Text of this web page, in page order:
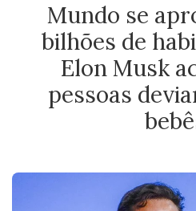
Mundo se
bilhões de
Elon Musk
pessoas